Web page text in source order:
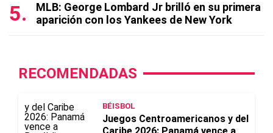
MLB: George Lombard Jr brilló en su primera
aparición con los Yankees de New York
RECOMENDADAS
BÉISBOL
Juegos Centroamericanos y del